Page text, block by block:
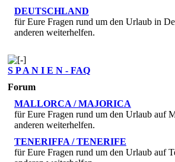
DEUTSCHLAND
für Eure Fragen rund um den Urlaub in
anderen weiterhelfen.
S P A N I E N - FAQ
Forum
MALLORCA / MAJORICA
für Eure Fragen rund um den Urlaub auf
anderen weiterhelfen.
TENERIFFA / TENERIFE
für Eure Fragen rund um den Urlaub auf